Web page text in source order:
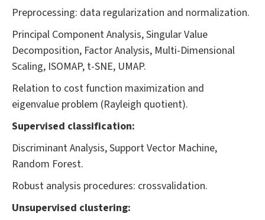
Preprocessing: data regularization and normalization.
Principal Component Analysis, Singular Value
Decomposition, Factor Analysis, Multi-Dimensional
Scaling, ISOMAP, t-SNE, UMAP.
Relation to cost function maximization and
eigenvalue problem (Rayleigh quotient).
Supervised classification:
Discriminant Analysis, Support Vector Machine,
Random Forest.
Robust analysis procedures: crossvalidation.
Unsupervised clustering: